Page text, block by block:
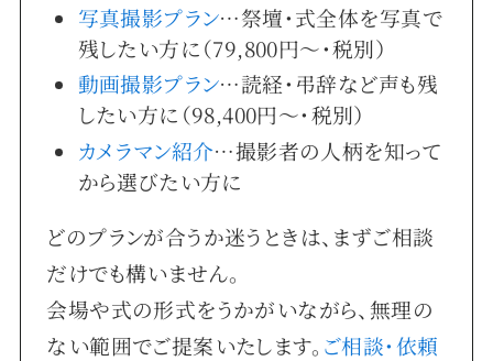
写真撮影プラン…祭壇・式全体を写真で
残したい方に（79,800円〜・税別）
動画撮影プラン…読経・弔辞など声も残
したい方に（98,400円〜・税別）
カメラマン紹介…撮影者の人柄を知って
から選びたい方に
どのプランが合うか迷うときは、まずご相談
だけでも構いません。
会場や式の形式をうかがいながら、無理の
ない範囲でご提案いたします。 ご相談・依頼